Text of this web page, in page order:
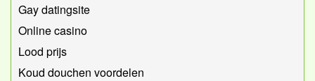
Gay datingsite
Online casino
Lood prijs
Koud douchen voordelen